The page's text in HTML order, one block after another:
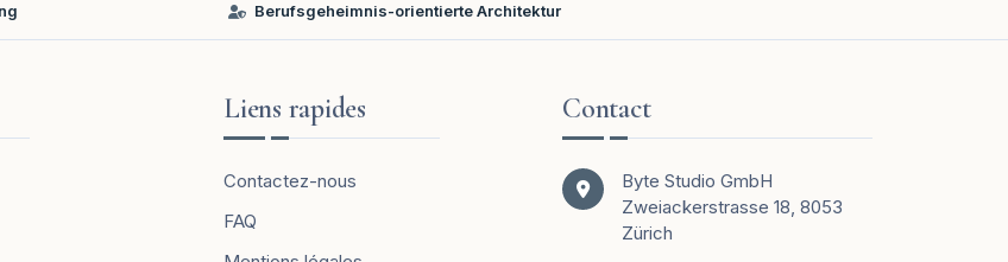
Berufsgeheimnis-orientierte Architektur
Liens rapides
Contactez-nous
FAQ
Contact
Byte Studio GmbH
Zweiackerstrasse 18, 8053
Zürich